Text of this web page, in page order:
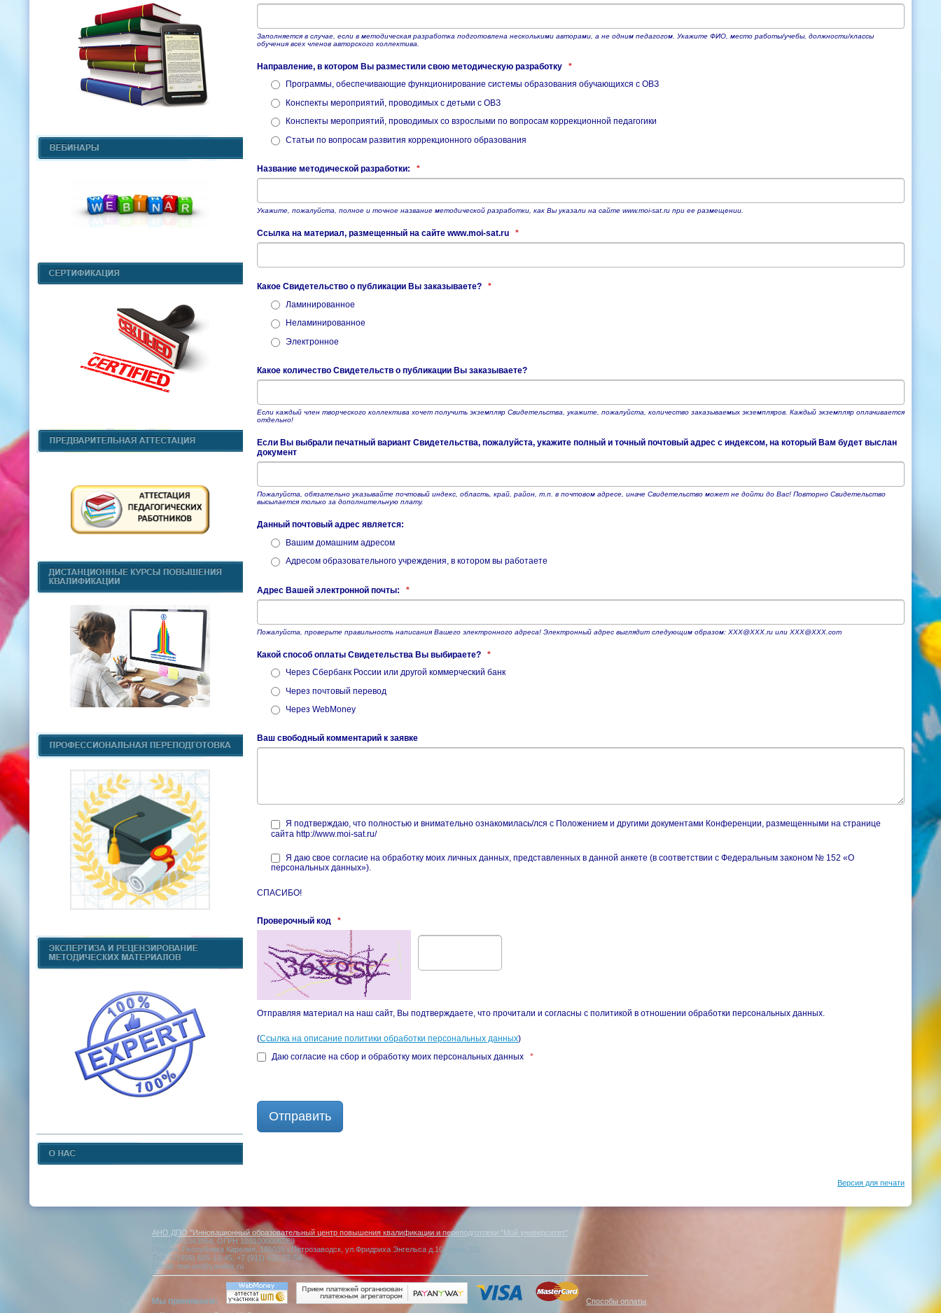
Заполняется в случае, если в методическая разработка подготовлена несколькими авторами, а не одним педагогом. Укажите ФИО, место работы/учебы, должности/классы
обучения всех членов авторского коллектива.
Направление, в котором Вы разместили свою методическую разработку
*
Программы, обеспечивающие функционирование системы образования обучающихся с ОВЗ
Конспекты мероприятий, проводимых с детьми с ОВЗ
Конспекты мероприятий, проводимых со взрослыми по вопросам коррекционной педагогики
Статьи по вопросам развития коррекционного образования
Название методической разработки: *
Укажите, пожалуйста, полное и точное название методической разработки, как Вы указали на сайте www.moi-sat.ru при ее размещении.
Ссылка на материал, размещенный на сайте www.moi-sat.ru *
Какое Свидетельство о публикации Вы заказываете?
*
Ламинированное
Неламинированное
Электронное
Какое количество Свидетельств о публикации Вы заказываете?
Если каждый член творческого коллектива хочет получить экземпляр Свидетельства, укажите, пожалуйста, количество заказываемых экземпляров. Каждый экземпляр оплачивается
отдельно!
Если Вы выбрали печатный вариант Свидетельства, пожалуйста, укажите полный и точный почтовый адрес с индексом, на который Вам будет выслан
документ
Пожалуйста, обязательно указывайте почтовый индекс, область, край, район, т.п. в почтовом адресе, иначе Свидетельство может не дойти до Вас! Повторно Свидетельство
высылается только за дополнительную плату.
Данный почтовый адрес является:
Вашим домашним адресом
Адресом образовательного учреждения, в котором вы работаете
Адрес Вашей электронной почты: *
Пожалуйста, проверьте правильность написания Вашего электронного адреса! Электронный адрес выглядит следующим образом: ХХХ@ХХХ.ru или XXX@XXX.com
Какой способ оплаты Свидетельства Вы выбираете?
*
Через Сбербанк России или другой коммерческий банк
Через почтовый перевод
Через WebMoney
Ваш свободный комментарий к заявке
Я подтверждаю, что полностью и внимательно ознакомилась/лся с Положением и другими документами Конференции, размещенными на странице
сайта http://www.moi-sat.ru/
Я даю свое согласие на обработку моих личных данных, представленных в данной анкете (в соответствии с Федеральным законом № 152 «О
персональных данных»).
СПАСИБО!
Проверочный код *
Отправляя материал на наш сайт, Вы подтверждаете, что прочитали и согласны с политикой в отношении обработки персональных данных.
(Ссылка на описание политики обработки персональных данных)
Даю согласие на сбор и обработку моих персональных данных
*
Отправить
Версия для печати
АНО ДПО "Инновационный образовательный центр повышения квалификации и переподготовки "Мой университет"
ИНН 1001043954, ОГРН 1031000006289
Россия, Республика Карелия, 185035 г.Петрозаводск, ул.Фридриха Энгельса д.10, офис 211
Тел: +7(499) 685-10-45, +7 (911) 422-27-54
E-mail: moi-uni@yandex.ru
Мы принимаем:
Способы оплаты